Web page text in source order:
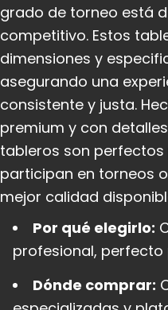
grado de torneo está
competitivo. Estos
dimensiones y
asegurando una
consistente y justa.
premium y con
tableros son
participan en torneos
mejor calidad
Por qué elegirlo:
profesional,
Dónde comprar: